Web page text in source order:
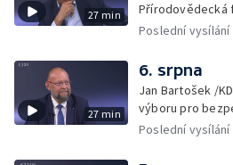
27 min
Přírodovědecká
Poslední vysílání
27 min
6. srpna
Jan Bartošek /
výboru pro
Poslední vysílání